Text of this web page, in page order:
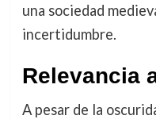
una sociedad
incertidumbre.
Relevancia
A pesar de la